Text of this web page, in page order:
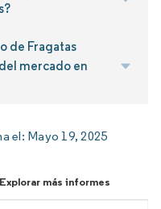
de Fragatas
mercado en
el: Mayo 19, 2025
Explorar más informes